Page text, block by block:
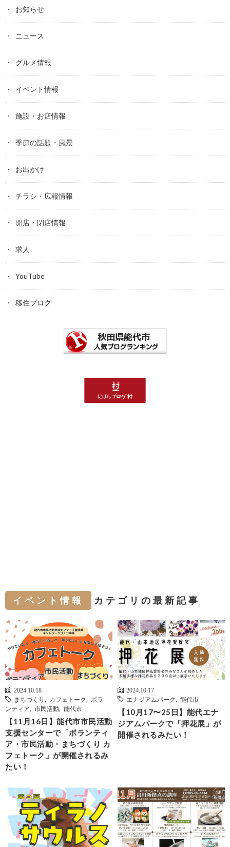
お知らせ
ニュース
グルメ情報
イベント情報
施設・お店情報
季節の話題・風景
お出かけ
チラシ・広報情報
開店・閉店情報
求人
YouTube
移住ブログ
イベント情報 カテゴリの最新記事
2024.10.18
まちづくり
カフェトーク
ボラ
ンティア
市民活動 能代市
【11月16日】能代市市民活動
支援センターで「ボランティ
ア・市民活動・まちづくり カ
フェトーク」が開催されるみ
たい！
2024.10.17
エナジアムパーク
能代市
【10月17〜25日】能代エナ
ジアムパークで「押花展」が
開催されるみたい！